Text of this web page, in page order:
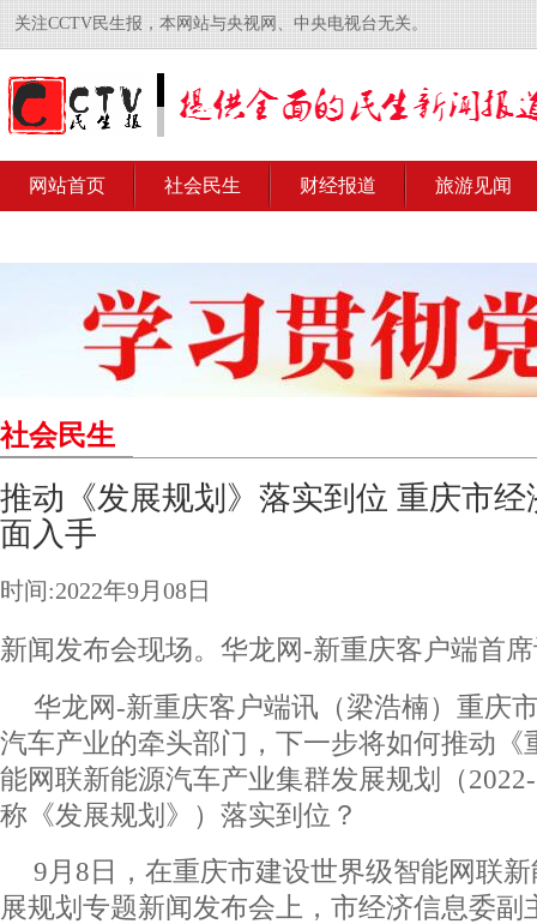
关注CCTV民生报，本网站与央视网、中央电视台无关。
网站首页 社会民生 财经报道 旅游见闻
社会民生
推动《发展规划》落实到位 重庆市
面入手
时间:2022年9月08日
新闻发布会现场。华龙网-新重庆客户端首
华龙网-新重庆客户端讯（梁浩楠）重庆
汽车产业的牵头部门，下一步将如何推动《
能网联新能源汽车产业集群发展规划（
称《发展规划》）落实到位？
9月8日，在重庆市建设世界级智能网联
展规划专题新闻发布会上，市经济信息委副